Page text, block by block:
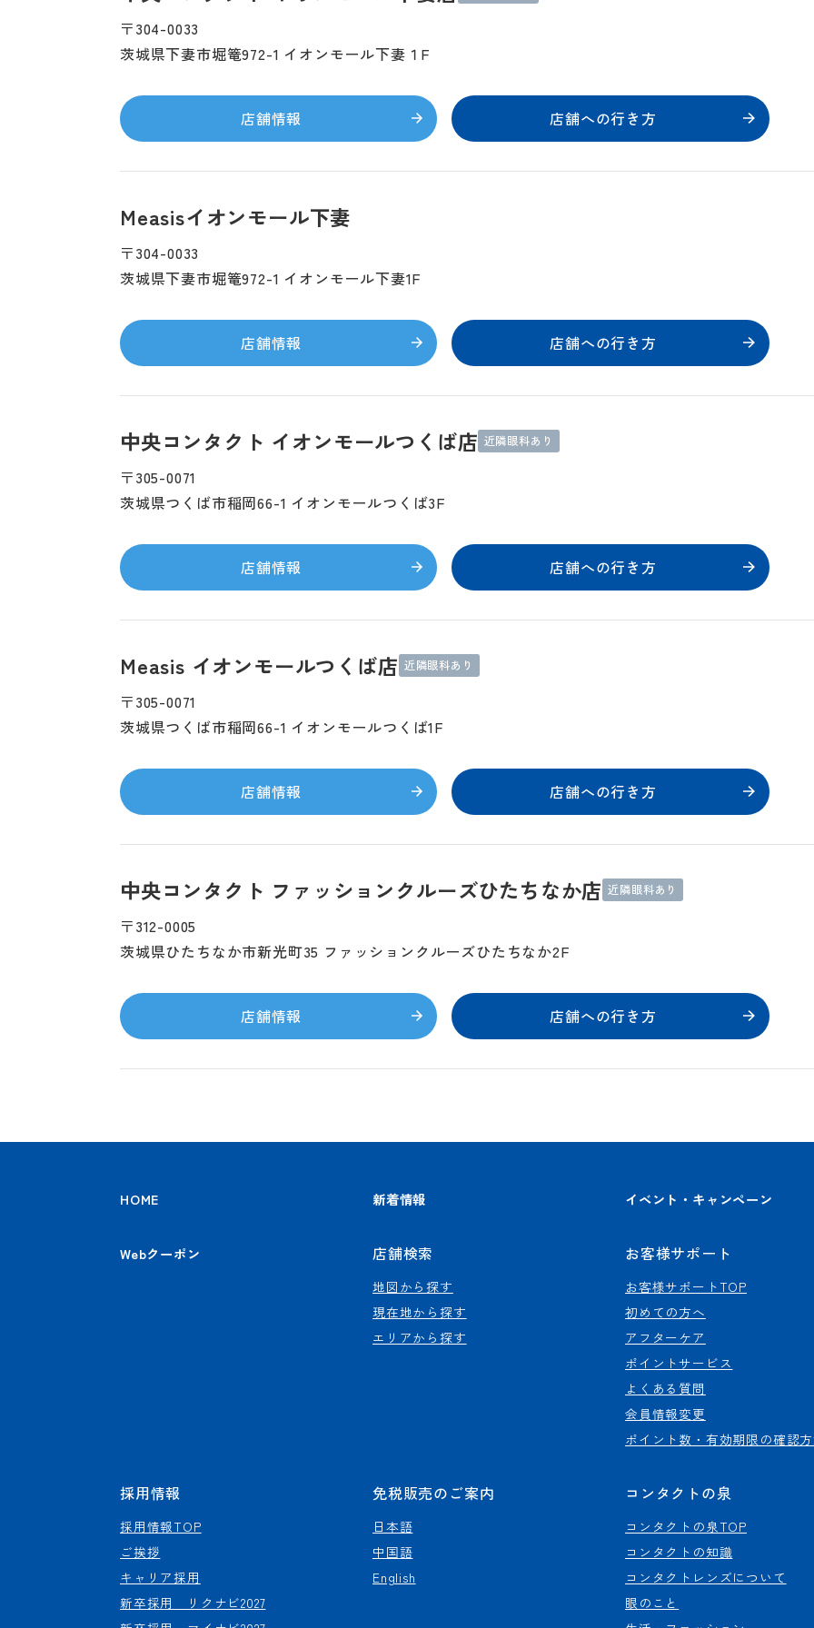
〒304-0033
茨城県下妻市堀篭972-1 イオンモール下妻１F
店舗情報 店舗への行き方
Measisイオンモール下妻
〒304-0033
茨城県下妻市堀篭972-1 イオンモール下妻1F
店舗情報 店舗への行き方
中央コンタクト イオンモールつくば店 近隣眼科あり
〒305-0071
茨城県つくば市稲岡66-1 イオンモールつくば3F
店舗情報 店舗への行き方
Measis イオンモールつくば店 近隣眼科あり
〒305-0071
茨城県つくば市稲岡66-1 イオンモールつくば1F
店舗情報 店舗への行き方
中央コンタクト ファッションクルーズひたちなか店 近隣眼科あり
〒312-0005
茨城県ひたちなか市新光町35 ファッションクルーズひたちなか2F
店舗情報 店舗への行き方
HOME 新着情報 イベント・キャンペーン
Webクーポン 店舗検索
地図から探す
現在地から探す
エリアから探す
お客様サポート
お客様サポートTOP
初めての方へ
アフターケア
ポイントサービス
よくある質問
会員情報変更
ポイント数・有効期限の確認
採用情報
採用情報TOP
ご挨拶
キャリア採用
新卒採用 リクナビ2027
免税販売のご案内
日本語
中国語
English
コンタクトの泉
コンタクトの泉TOP
コンタクトの知識
コンタクトレンズについて
眼のこと